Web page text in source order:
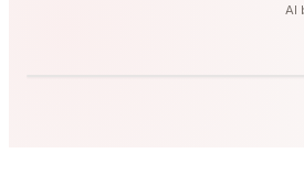
AI